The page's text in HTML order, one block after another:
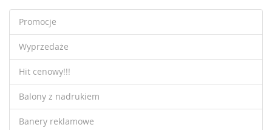
Promocje
Wyprzedaże
Hit cenowy!!!
Balony z nadrukiem
Banery reklamowe